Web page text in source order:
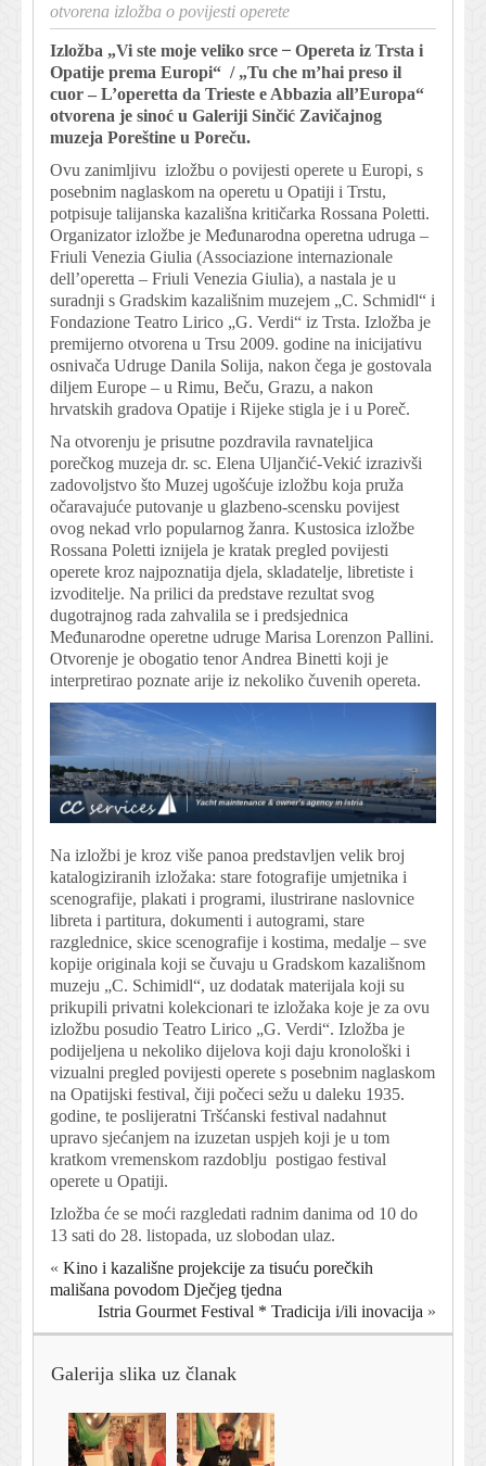
otvorena izložba o povijesti operete
Izložba „Vi ste moje veliko srce ̶Opereta iz Trsta i
Opatije prema Europi“ / „Tu che m’hai preso il
cuor – L’operetta da Trieste e Abbazia all’Europa“
otvorena je sinoć u Galeriji Sinčić Zavičajnog
muzeja Poreštine u Poreču.
Ovu zanimljivu izložbu o povijesti operete u Europi, s
posebnim naglaskom na operetu u Opatiji i Trstu,
potpisuje talijanska kazališna kritičarka Rossana Poletti.
Organizator izložbe je Međunarodna operetna udruga –
Friuli Venezia Giulia (Associazione internazionale
dell’operetta – Friuli Venezia Giulia), a nastala je u
suradnji s Gradskim kazališnim muzejem „C. Schmidl“ i
Fondazione Teatro Lirico „G. Verdi“ iz Trsta. Izložba je
premijerno otvorena u Trsu 2009. godine na inicijativu
osnivača Udruge Danila Solija, nakon čega je gostovala
diljem Europe – u Rimu, Beču, Grazu, a nakon
hrvatskih gradova Opatije i Rijeke stigla je i u Poreč.
Na otvorenju je prisutne pozdravila ravnateljica
porečkog muzeja dr. sc. Elena Uljančić-Vekić izrazivši
zadovoljstvo što Muzej ugošćuje izložbu koja pruža
očaravajuće putovanje u glazbeno-scensku povijest
ovog nekad vrlo popularnog žanra. Kustosica izložbe
Rossana Poletti iznijela je kratak pregled povijesti
operete kroz najpoznatija djela, skladatelje, libretiste i
izvoditelje. Na prilici da predstave rezultat svog
dugotrajnog rada zahvalila se i predsjednica
Međunarodne operetne udruge Marisa Lorenzon Pallini.
Otvorenje je obogatio tenor Andrea Binetti koji je
interpretirao poznate arije iz nekoliko čuvenih opereta.
Na izložbi je kroz više panoa predstavljen velik broj
katalogiziranih izložaka: stare fotografije umjetnika i
scenografije, plakati i programi, ilustrirane naslovnice
libreta i partitura, dokumenti i autogrami, stare
razglednice, skice scenografije i kostima, medalje – sve
kopije originala koji se čuvaju u Gradskom kazališnom
muzeju „C. Schimidl“, uz dodatak materijala koji su
prikupili privatni kolekcionari te izložaka koje je za ovu
izložbu posudio Teatro Lirico „G. Verdi“. Izložba je
podijeljena u nekoliko dijelova koji daju kronološki i
vizualni pregled povijesti operete s posebnim naglaskom
na Opatijski festival, čiji počeci sežu u daleku 1935.
godine, te poslijeratni Tršćanski festival nadahnut
upravo sjećanjem na izuzetan uspjeh koji je u tom
kratkom vremenskom razdoblju postigao festival
operete u Opatiji.
Izložba će se moći razgledati radnim danima od 10 do
13 sati do 28. listopada, uz slobodan ulaz.
« Kino i kazališne projekcije za tisuću porečkih
mališana povodom Dječjeg tjedna
Istria Gourmet Festival * Tradicija i/ili inovacija »
Galerija slika uz članak